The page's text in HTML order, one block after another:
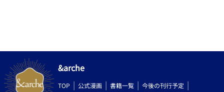
&arche
TOP 公式漫画 書籍一覧 今後の刊行予定